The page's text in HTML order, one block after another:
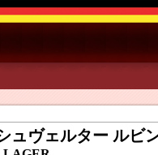
ュヴェルター ルビ